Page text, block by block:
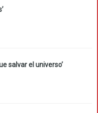
salvar el universo’